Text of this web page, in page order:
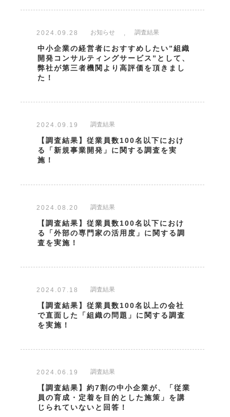
2024.09.28 お知らせ 調査結果
中小企業の経営者におすすめしたい”組織
開発コンサルティングサービス”として、
弊社が第三者機関より高評価を頂きまし
た！
2024.09.19 調査結果
【調査結果】従業員数100名以下におけ
る「新規事業開発」に関する調査を実
施！
2024.08.20 調査結果
【調査結果】従業員数100名以下におけ
る「外部の専門家の活用度」に関する調
査を実施！
2024.07.18 調査結果
【調査結果】従業員数100名以上の会社
で直面した「組織の問題」に関する調査
を実施！
2024.06.19 調査結果
【調査結果】約7割の中小企業が、「従業
員の育成・定着を目的とした施策」を講
じられていないと回答！